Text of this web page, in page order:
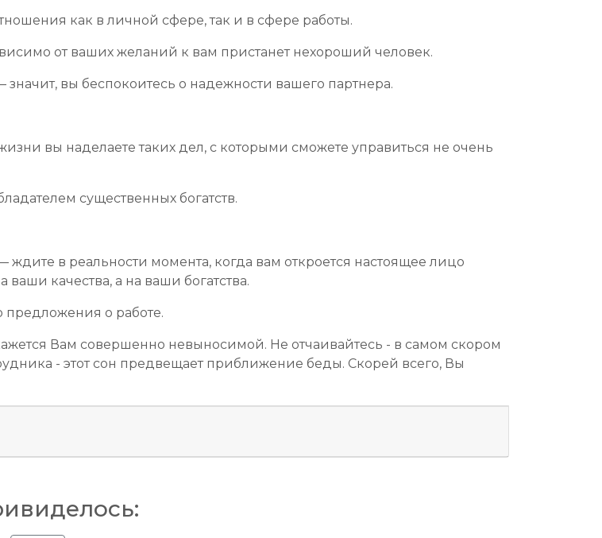
как в личной сфере, так и в сфере работы.
от ваших желаний к вам пристанет нехороший человек.
вы беспокоитесь о надежности вашего партнера.
вы наделаете таких дел, с которыми сможете управиться не очень
существенных богатств.
в реальности момента, когда вам откроется настоящее лицо
качества, а на ваши богатства.
о работе.
Вам совершенно невыносимой. Не отчаивайтесь - в самом скором
- этот сон предвещает приближение беды. Скорей всего, Вы